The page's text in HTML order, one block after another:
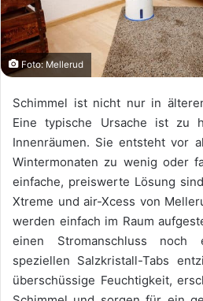
Foto: Mellerud
Schimmel ist nicht nur in
Eine typische Ursache ist zu
Innenräumen. Sie entsteht vor
Wintermonaten zu wenig oder
einfache, preiswerte Lösung
Xtreme und air-Xcess von
werden einfach im Raum
einen Stromanschluss noch
speziellen Salzkristall-Tabs
überschüssige Feuchtigkeit,